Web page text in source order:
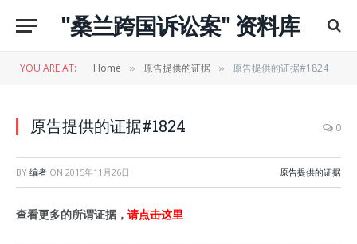
"桑兰跨国诉讼案" 资料库
YOU ARE AT: Home » 原告提供的证据 » 原告提供的证据#1824
原告提供的证据#1824 0
BY 编者 ON 2015年11月26日 原告提供的证据
查看更多的所谓证据， 请点击这里